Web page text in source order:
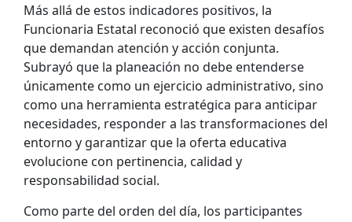
Más allá de estos indicadores positivos, la
Funcionaria Estatal reconoció que existen desafíos
que demandan atención y acción conjunta.
Subrayó que la planeación no debe entenderse
únicamente como un ejercicio administrativo, sino
como una herramienta estratégica para anticipar
necesidades, responder a las transformaciones del
entorno y garantizar que la oferta educativa
evolucione con pertinencia, calidad y
responsabilidad social.
Como parte del orden del día, los participantes